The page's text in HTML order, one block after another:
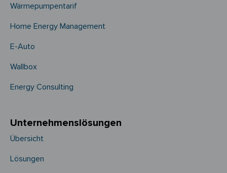
Wärmepumpentarif
Home Energy Management
E-Auto
Wallbox
Energy Consulting
Unternehmens­­lösungen
Übersicht
Lösungen